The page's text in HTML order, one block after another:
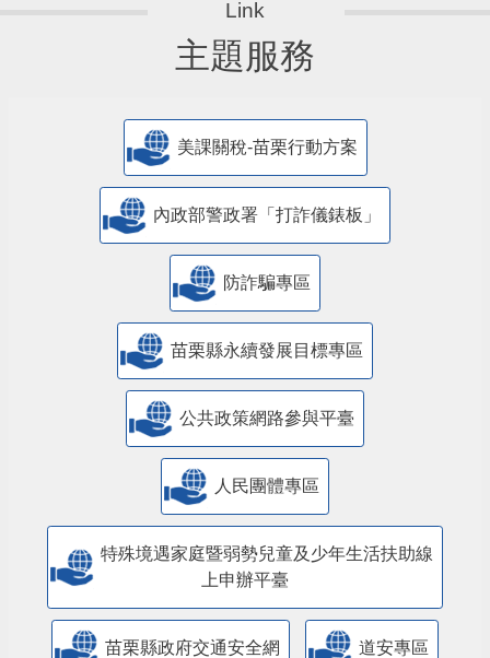
主題服務
美課關稅-苗栗行動方案
內政部警政署「打詐儀錶板」
防詐騙專區
苗栗縣永續發展目標專區
公共政策網路參與平臺
人民團體專區
特殊境遇家庭暨弱勢兒童及少年生活扶助線
上申辦平臺
苗栗縣政府交通安全網 道安專區